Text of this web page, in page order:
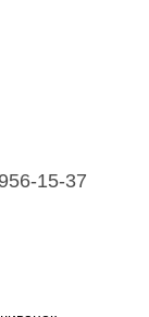
15-37